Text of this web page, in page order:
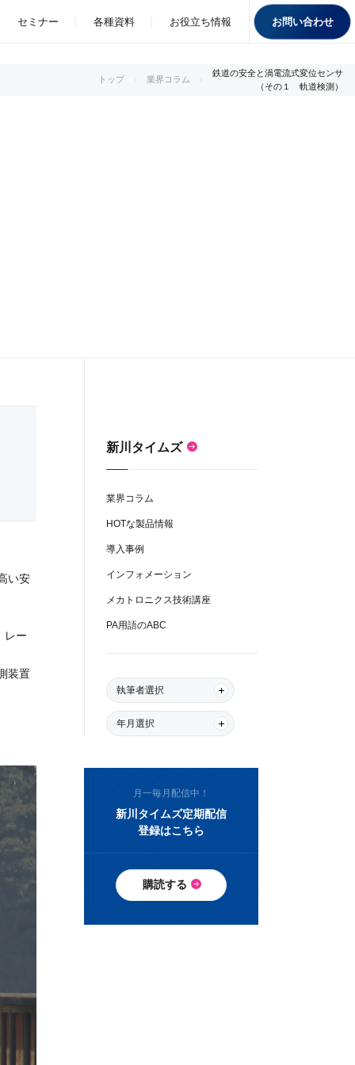
セミナー 各種資料 お役立ち情報 お問い合わせ
トップ 業界コラム
鉄道の安全と渦電流式変位センサ
（その１ 軌道検測）
い安
レー
装置
新川タイムズ
業界コラム
HOTな製品情報
導入事例
インフォメーション
メカトロニクス技術講座
PA用語のABC
執筆者選択
年月選択
月一毎月配信中！
新川タイムズ定期配信
登録はこちら
購読する